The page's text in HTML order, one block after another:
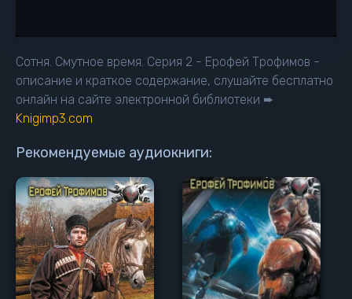
Сотня. Смутное время. Серия 2 - Ерофей Трофимов -
описание и краткое содержание, слушайте бесплатно
онлайн на сайте электронной библиотеки ➨
Knigimp3.com
Рекомендуемые аудиокниги: